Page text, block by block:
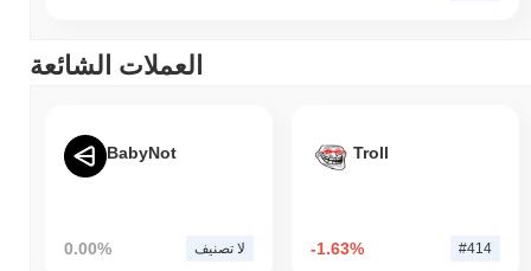
العملات الشائعة
BabyNot
0.00% لا تصنيف
Troll
-1.63% #414